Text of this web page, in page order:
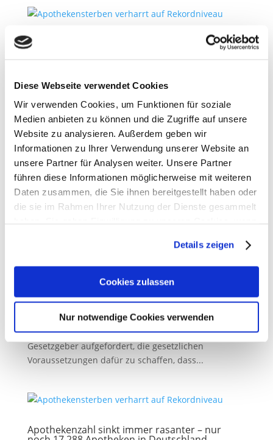
Diese Webseite verwendet Cookies
Wir verwenden Cookies, um Funktionen für soziale
Medien anbieten zu können und die Zugriffe auf unsere
Website zu analysieren. Außerdem geben wir
Informationen zu Ihrer Verwendung unserer Website an
unsere Partner für Analysen weiter. Unsere Partner
führen diese Informationen möglicherweise mit weiteren
Daten zusammen, die Sie ihnen bereitgestellt haben oder
die sie im Rahmen Ihrer Nutzung der Dienste gesammelt
Erfahren Sie in unsererDatenschutzerklärungmehr
darüber, wer wir sind, wie Sie uns kontaktieren können
und wie wir personenbezogene Daten verarbeiten.
Sie können Ihre Einwilligung jederzeit von derCookie-
Details zeigen
Cookies zulassen
Nur notwendige Cookies verwenden
Apothekensterben verharrt auf Rekordniveau
Die Zahl der Apothekenschließungen verharrt auch
Apotheken im Saarland, sind es aktuell nur noch 255.
Dazu Manfred Saar, Präsident der Apothekerkammer
des Saarlandes: „Die Zahl der
Apothekenschließungen verharrt...
Ausbildungsvergütung für Pharmazeutisch-
Apothekerinnen und Apotheker hat auf Antrag der
Apothekerkammer des Saarlandes auf dem
diesjährigen Deutschen Apothekertag 2024 den
Gesetzgeber aufgefordert, die gesetzlichen
Voraussetzungen dafür zu schaffen, dass...
Apothekenzahl sinkt immer rasanter – nur